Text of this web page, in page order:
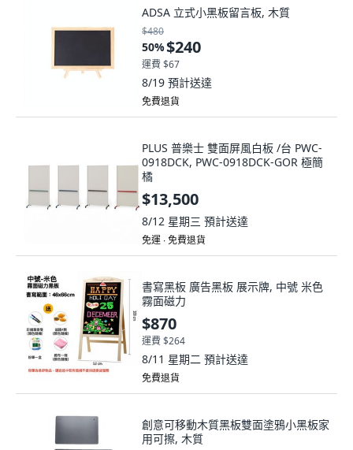
ADSA 立式小黑板留言板, 木質
$480
50%$240
運費 $67
8/19 預計送達
免費退貨
PLUS 普樂士 雙面屏風白板 /台 PWC-
0918DCK, PWC-0918DCK-GOR 極簡
橘
$13,500
8/12 星期三 預計送達
免運 ∙ 免費退貨
書寫黑板 廣告黑板 展示牌, 中號 米色
霧面磁力
$870
運費 $264
8/11 星期二 預計送達
免費退貨
創意可移動木質黑板雙面塗鴉小黑板家
用可擦, 木質